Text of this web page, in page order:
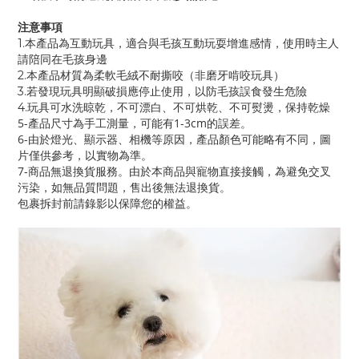
注意事項
1.本產品為互動玩具，適合與毛孩互動玩耍增進感情，使用時主人
請陪同在毛孩身邊
2.本產品材質為柔軟毛絨不耐撕咬（非磨牙啃咬玩具）
3.若發現玩具明顯破損應停止使用，以防毛孩誤食發生危險
4.玩具可水洗晾乾，不可漂白、不可烘乾、不可熨燙，保持乾燥
5-產品尺寸為手工測量，可能有1-3cm的誤差。
6-由於燈光、顯示器、相機等原因，產品顏色可能略有不同，圖
片僅供參考，以實物為準。
7-商品無退換貨服務。由於本商品與寵物直接接觸，為避免交叉
污染，如無品質問題，售出後無法退換貨。
包裹拆封前請錄影以保障您的權益。